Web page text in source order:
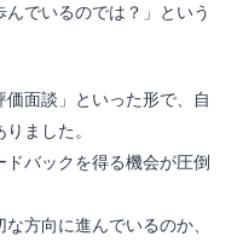
んでいるのでは？」という
面談」といった形で、自
ました。
バックを得る機会が圧倒
方向に進んでいるのか、